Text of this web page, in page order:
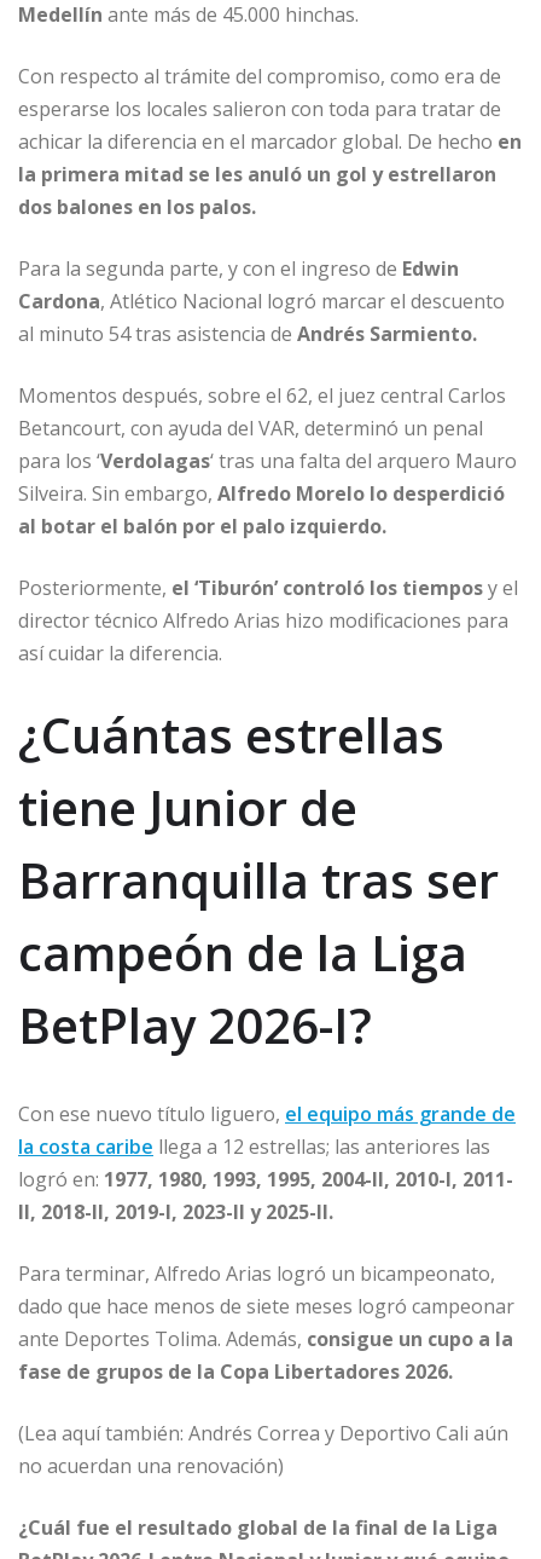
Medellín ante más de 45.000 hinchas.
Con respecto al trámite del compromiso, como era de
esperarse los locales salieron con toda para tratar de
achicar la diferencia en el marcador global. De hecho en
la primera mitad se les anuló un gol y estrellaron
dos balones en los palos.
Para la segunda parte, y con el ingreso de Edwin
Cardona, Atlético Nacional logró marcar el descuento
al minuto 54 tras asistencia de Andrés Sarmiento.
Momentos después, sobre el 62, el juez central Carlos
Betancourt, con ayuda del VAR, determinó un penal
para los ‘Verdolagas‘ tras una falta del arquero Mauro
Silveira. Sin embargo, Alfredo Morelo lo desperdició
al botar el balón por el palo izquierdo.
Posteriormente, el ‘Tiburón’ controló los tiemposy el
director técnico Alfredo Arias hizo modificaciones para
así cuidar la diferencia.
¿Cuántas estrellas
tiene Junior de
Barranquilla tras ser
campeón de la Liga
BetPlay 2026-I?
Con ese nuevo título liguero, el equipo más grande de
la costa caribe llega a 12 estrellas; las anteriores las
logró en: 1977, 1980, 1993, 1995, 2004-II, 2010-I, 2011-
II, 2018-II, 2019-I, 2023-II y 2025-II.
Para terminar, Alfredo Arias logró un bicampeonato,
dado que hace menos de siete meses logró campeonar
ante Deportes Tolima. Además, consigue un cupo a la
fase de grupos de la Copa Libertadores 2026.
(Lea aquí también: Andrés Correa y Deportivo Cali aún
no acuerdan una renovación)
¿Cuál fue el resultado global de la final de la Liga